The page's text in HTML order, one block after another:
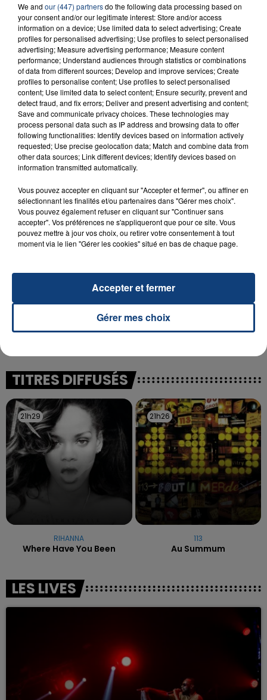
FIL D'ACTU
23 juillet 2026
INCENDIE MORTEL À LENS : UNE FEMME ET
SON BÉBÉ ENTRE LA VIE ET LA...
Un homme s'est immolé par le feu après avoir
aspergé sa compagne et leur bébé de trois mois
d'un liquide inflammable.
UNE ADOLESCENTE DEVANT SE FAIRE
OPÉRER DE LA CHEVILLE RESSORT DE LA...
reconnu sa responsabilité et présenté ses
excuses.
TITRES DIFFUSÉS
21h29
21h29
RIHANNA
Where Have You Been
21h26
21h26
113
Au Summum
LES LIVES
We and our (447) partnersdo the following data processing based on
your consent and/or our legitimate interest: Store and/or access
information on a device; Use limited data to select advertising; Create
profiles for personalised advertising; Use profiles to select personalised
advertising; Measure advertising performance; Measure content
performance; Understand audiences through statistics or combinations
of data from different sources; Develop and improve services; Create
profiles to personalise content; Use profiles to select personalised
content; Use limited data to select content; Ensure security, prevent and
detect fraud, and fix errors; Deliver and present advertising and content;
Save and communicate privacy choices. These technologies may
process personal data such as IP address and browsing data to offer
following functionalities: Identify devices based on information actively
requested; Use precise geolocation data; Match and combine data from
other data sources; Link different devices; Identify devices based on
information transmitted automatically.
Vous pouvez accepter en cliquant sur "Accepter et fermer", ou affiner en
sélectionnant les finalités et/ou partenaires dans "Gérer mes choix".
Vous pouvez également refuser en cliquant sur "Continuer sans
accepter". Vos préférences ne s'appliqueront que pour ce site. Vous
pouvez mettre à jour vos choix, ou retirer votre consentement à tout
moment via le lien "Gérer les cookies" situé en bas de chaque page.
Gérer mes choix
Accepter et fermer